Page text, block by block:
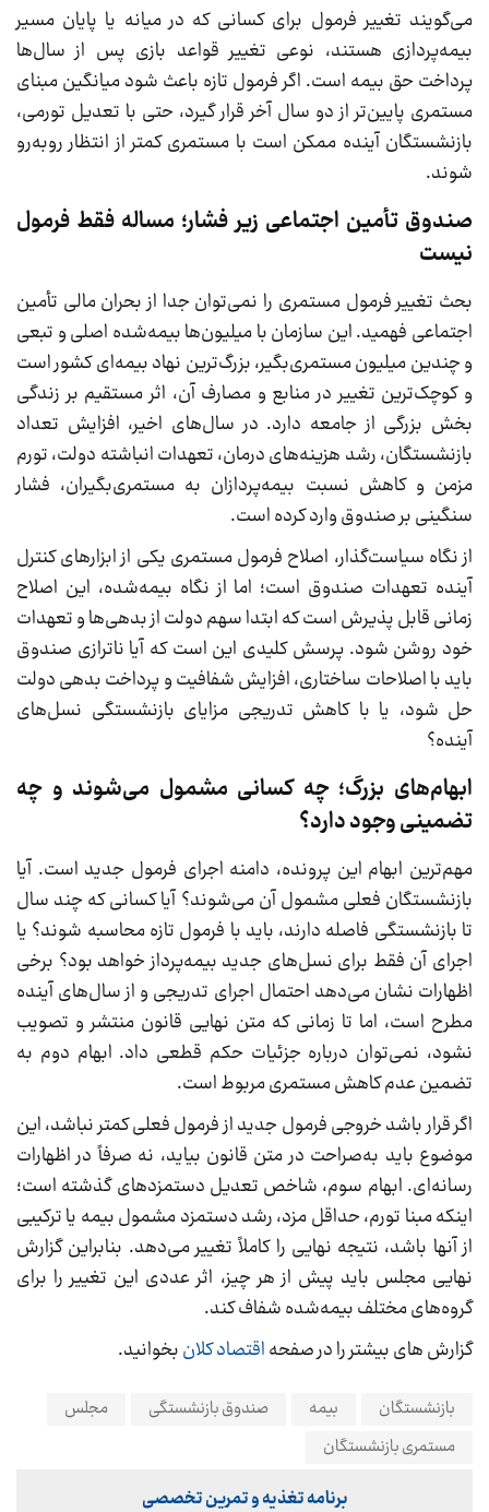
می‌گویند تغییر فرمول برای کسانی که در میانه یا پایان مسیر
بیمه‌پردازی هستند، نوعی تغییر قواعد بازی پس از سال‌ها
پرداخت حق بیمه است. اگر فرمول تازه باعث شود میانگین مبنای
مستمری پایین‌تر از دو سال آخر قرار گیرد، حتی با تعدیل تورمی،
بازنشستگان آینده ممکن است با مستمری کمتر از انتظار روبه‌رو
شوند.
صندوق تأمین اجتماعی زیر فشار؛ مساله فقط فرمول
نیست
بحث تغییر فرمول مستمری را نمی‌توان جدا از بحران مالی تأمین
اجتماعی فهمید. این سازمان با میلیون‌ها بیمه‌شده اصلی و تبعی
و چندین میلیون مستمری‌بگیر، بزرگ‌ترین نهاد بیمه‌ای کشور است
و کوچک‌ترین تغییر در منابع و مصارف آن، اثر مستقیم بر زندگی
بخش بزرگی از جامعه دارد. در سال‌های اخیر، افزایش تعداد
بازنشستگان، رشد هزینه‌های درمان، تعهدات انباشته دولت، تورم
مزمن و کاهش نسبت بیمه‌پردازان به مستمری‌بگیران، فشار
سنگینی بر صندوق وارد کرده است.
از نگاه سیاست‌گذار، اصلاح فرمول مستمری یکی از ابزارهای کنترل
آینده تعهدات صندوق است؛ اما از نگاه بیمه‌شده، این اصلاح
زمانی قابل پذیرش است که ابتدا سهم دولت از بدهی‌ها و تعهدات
خود روشن شود. پرسش کلیدی این است که آیا ناترازی صندوق
باید با اصلاحات ساختاری، افزایش شفافیت و پرداخت بدهی دولت
حل شود، یا با کاهش تدریجی مزایای بازنشستگی نسل‌های
آینده؟
ابهام‌های بزرگ؛ چه کسانی مشمول می‌شوند و چه
تضمینی وجود دارد؟
مهم‌ترین ابهام این پرونده، دامنه اجرای فرمول جدید است. آیا
بازنشستگان فعلی مشمول آن می‌شوند؟ آیا کسانی که چند سال
تا بازنشستگی فاصله دارند، باید با فرمول تازه محاسبه شوند؟ یا
اجرای آن فقط برای نسل‌های جدید بیمه‌پرداز خواهد بود؟ برخی
اظهارات نشان می‌دهد احتمال اجرای تدریجی و از سال‌های آینده
مطرح است، اما تا زمانی که متن نهایی قانون منتشر و تصویب
نشود، نمی‌توان درباره جزئیات حکم قطعی داد. ابهام دوم به
تضمین عدم کاهش مستمری مربوط است.
اگر قرار باشد خروجی فرمول جدید از فرمول فعلی کمتر نباشد، این
موضوع باید به‌صراحت در متن قانون بیاید، نه صرفاً در اظهارات
رسانه‌ای. ابهام سوم، شاخص تعدیل دستمزدهای گذشته است؛
اینکه مبنا تورم، حداقل مزد، رشد دستمزد مشمول بیمه یا ترکیبی
از آنها باشد، نتیجه نهایی را کاملاً تغییر می‌دهد. بنابراین گزارش
نهایی مجلس باید پیش از هر چیز، اثر عددی این تغییر را برای
گروه‌های مختلف بیمه‌شده شفاف کند.
گزارش های بیشتر را در صفحهاقتصاد کلانبخوانید.
بازنشستگان بیمه صندوق بازنشستگی
مجلس
مستمری بازنشستگان
برنامه تغذیه و تمرین تخصصی